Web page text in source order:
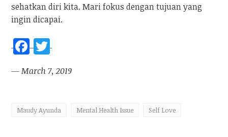
sehatkan diri kita. Mari fokus dengan tujuan yang
ingin dicapai.
F
ce
o
T
w
itt
— March 7, 2019
Maudy Ayunda Mental Health Issue Self Love